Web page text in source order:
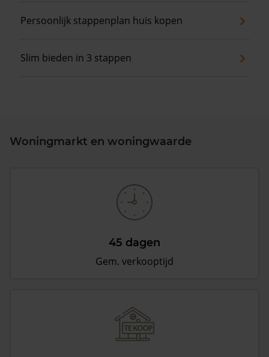
Persoonlijk stappenplan huis kopen
Slim bieden in 3 stappen
Woningmarkt en woningwaarde
45 dagen
Gem. verkooptijd